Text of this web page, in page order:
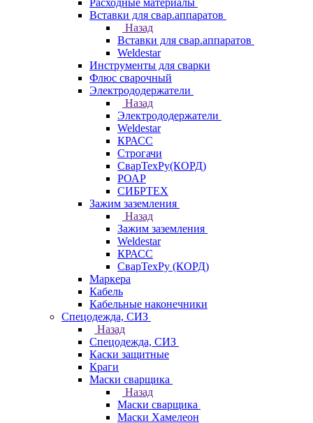
Расходные материалы
Вставки для свар.аппаратов
Назад
Вставки для свар.аппаратов
Weldestar
Инструменты для сварки
Флюс сварочный
Электрододержатели
Назад
Электрододержатели
Weldestar
КРАСС
Строгачи
СварТехРу(КОРД)
РОАР
СИБРТЕХ
Зажим заземления
Назад
Зажим заземления
Weldestar
КРАСС
СварТехРу (КОРД)
Маркера
Кабель
Кабельные наконечники
Спецодежда, СИЗ
Назад
Спецодежда, СИЗ
Каски защитные
Краги
Маски сварщика
Назад
Маски сварщика
Маски Хамелеон